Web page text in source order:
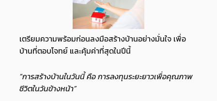
เตรียมความพร้อมก่อนลงมือสร้างบ้านอย่างมั่นใจ เพื่อ
บ้านที่ตอบโจทย์ และคุ้มค่าที่สุดในปีนี้
“การสร้างบ้านในวันนี้ คือ การลงทุนระยะยาวเพื่อคุณภาพ
ชีวิตในวันข้างหน้า”